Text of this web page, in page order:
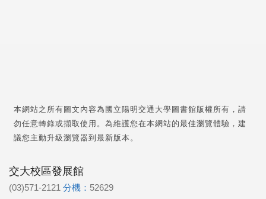
本網站之所有圖文內容為國立陽明交通大學圖書館版權所有，請
勿任意轉錄或擷取使用。為維護您在本網站的最佳瀏覽體驗，建
議您主動升級瀏覽器到最新版本。
交大校區發展館
(03)571-2121 分機： 52629